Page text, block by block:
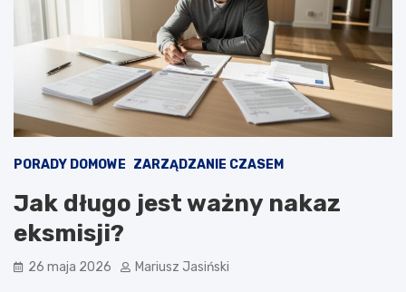
PORADY DOMOWE ZARZĄDZANIE CZASEM
Jak długo jest ważny nakaz
eksmisji?
26 maja 2026 Mariusz Jasiński